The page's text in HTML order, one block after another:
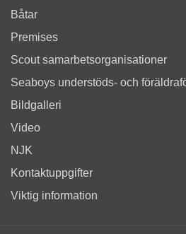
Båtar
Premises
Scout samarbetsorganisationer
Seaboys understöds- och
Bildgalleri
Video
NJK
Kontaktuppgifter
Viktig information